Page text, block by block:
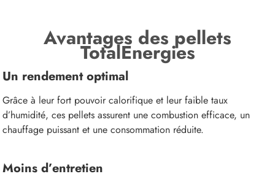
Avantages des pellets
TotalEnergies
Un rendement optimal
Grâce à leur fort pouvoir calorifique et leur faible taux
d’humidité, ces pellets assurent une combustion efficace, un
chauffage puissant et une consommation réduite.
Moins d’entretien